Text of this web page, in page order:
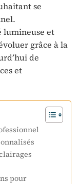
se
lumineuse et
grâce à la
de
et
pour